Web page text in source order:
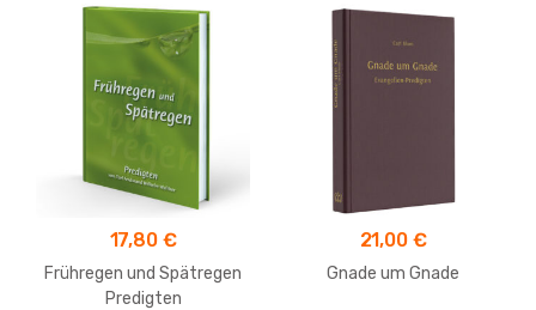
17,80 €
Frühregen und Spätregen
Predigten
21,00 €
Gnade um Gnade